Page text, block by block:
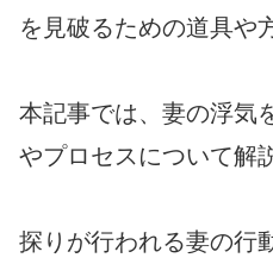
を見破るための道具や
本記事では、妻の浮気
やプロセスについて解
探りが行われる妻の行